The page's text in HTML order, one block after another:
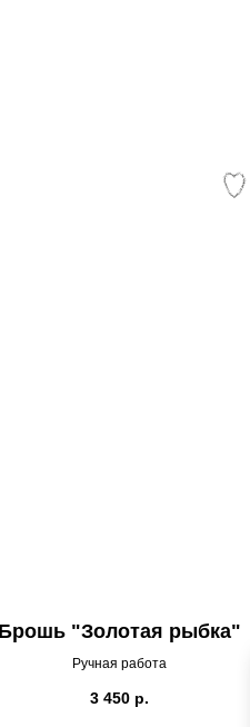
Брошь "Золотая рыбка"
Ручная работа
3 450 р.